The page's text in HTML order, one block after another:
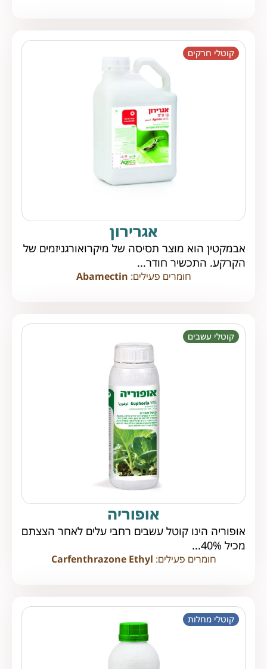
קוטלי חרקים
אגרירון
אבמקטין הוא מוצר תסיסה של מיקרואורגניזמים של
הקרקע. התכשיר חודר...
חומרים פעילים: Abamectin
קוטלי עשבים
אופוריה
אופוריה הינו קוטל עשבים רחבי עלים לאחר הצצתם
מכיל 40%...
חומרים פעילים: Carfenthrazone Ethyl
קוטלי מחלות